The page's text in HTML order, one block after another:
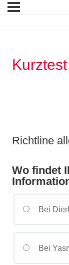
Richtline
Wo findet
Bei
Bei